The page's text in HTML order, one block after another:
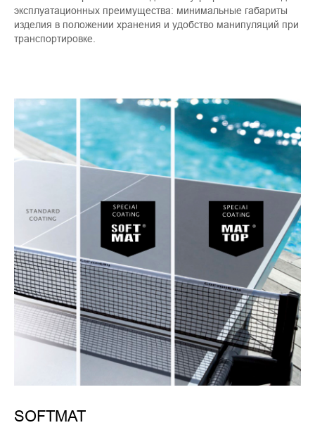
эксплуатационных преимущества: минимальные габариты
изделия в положении хранения и удобство манипуляций при
транспортировке.
SOFTMAT